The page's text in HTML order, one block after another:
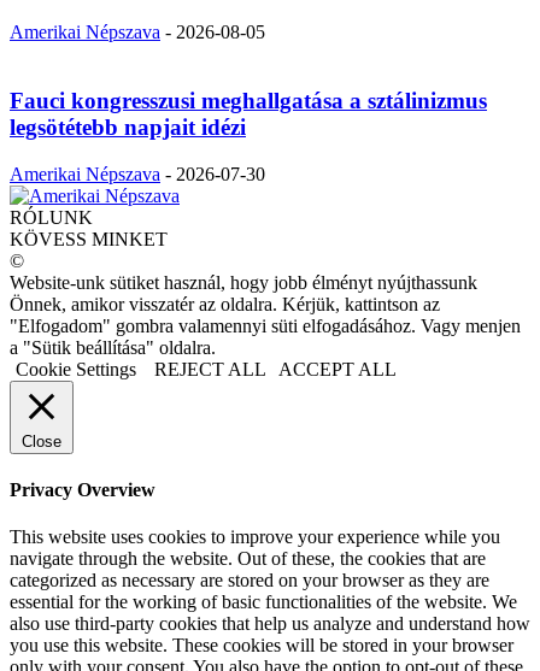
Amerikai Népszava - 2026-08-05
Fauci kongresszusi meghallgatása a sztálinizmus
legsötétebb napjait idézi
Amerikai Népszava - 2026-07-30
RÓLUNK
KÖVESS MINKET
©
Website-unk sütiket használ, hogy jobb élményt nyújthassunk
Önnek, amikor visszatér az oldalra. Kérjük, kattintson az
"Elfogadom" gombra valamennyi süti elfogadásához. Vagy menjen
a "Sütik beállítása" oldalra.
Cookie Settings
REJECT ALL ACCEPT ALL
Close
Privacy Overview
This website uses cookies to improve your experience while you
navigate through the website. Out of these, the cookies that are
categorized as necessary are stored on your browser as they are
essential for the working of basic functionalities of the website. We
also use third-party cookies that help us analyze and understand how
you use this website. These cookies will be stored in your browser